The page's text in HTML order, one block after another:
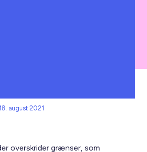
august 2021
overskrider grænser, som